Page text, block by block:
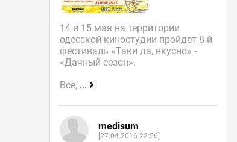
14 и 15 мая на территории
одесской киностудии пройдет 8-й
фестиваль «Таки да, вкусно» -
«Дачный сезон».
Все, ...
medisum
[27.04.2016 22:56]